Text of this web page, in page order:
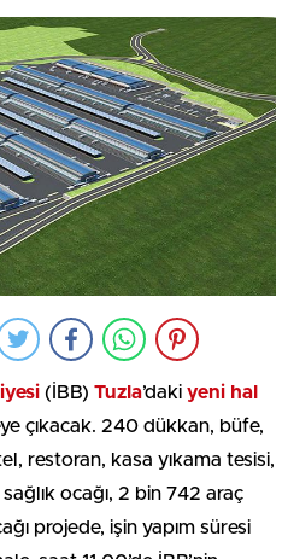
(İBB) Tuzla’daki yeni hal
çıkacak. 240 dükkan, büfe,
restoran, kasa yıkama tesisi,
ocağı, 2 bin 742 araç
projede, işin yapım süresi